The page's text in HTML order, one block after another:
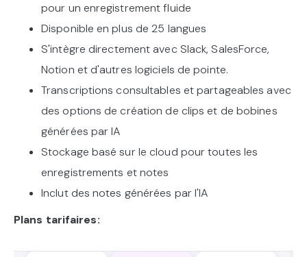
pour un enregistrement fluide
Disponible en plus de 25 langues
S'intègre directement avec Slack, SalesForce,
Notion et d'autres logiciels de pointe.
Transcriptions consultables et partageables avec
des options de création de clips et de bobines
générées par IA
Stockage basé sur le cloud pour toutes les
enregistrements et notes
Inclut des notes générées par l'IA
Plans tarifaires: